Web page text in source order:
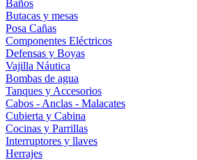
Baños
Butacas y mesas
Posa Cañas
Componentes Eléctricos
Defensas y Boyas
Vajilla Náutica
Bombas de agua
Tanques y Accesorios
Cabos - Anclas - Malacates
Cubierta y Cabina
Cocinas y Parrillas
Interruptores y llaves
Herrajes